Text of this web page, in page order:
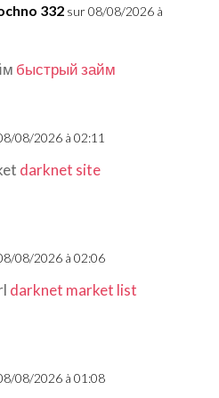
332 sur 08/08/2026 à
быстрый займ
08/2026 à 02:11
darknet site
08/2026 à 02:06
darknet market list
08/2026 à 01:08